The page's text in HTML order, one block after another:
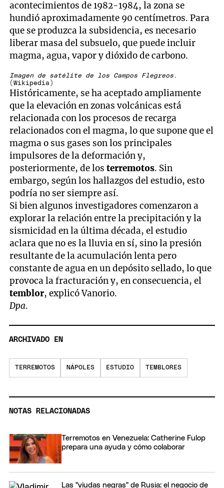
acontecimientos de 1982-1984, la zona se
hundió aproximadamente 90 centímetros. Para
que se produzca la subsidencia, es necesario
liberar masa del subsuelo, que puede incluir
magma, agua, vapor y dióxido de carbono.
Imagen de satélite de los Campos Flegreos .
(Wikipedia)
Históricamente, se ha aceptado ampliamente
que la elevación en zonas volcánicas está
relacionada con los procesos de recarga
relacionados con el magma, lo que supone que el
magma o sus gases son los principales
impulsores de la deformación y,
posteriormente, de losterremotos. Sin
embargo, según los hallazgos del estudio, esto
podría no ser siempre así.
Si bien algunos investigadores comenzaron a
explorar la relación entre la precipitación y la
sismicidad en la última década, el estudio
aclara que no es la lluvia en sí, sino la presión
resultante de la acumulación lenta pero
constante de agua en un depósito sellado, lo que
provoca la fracturación y, en consecuencia, el
temblor, explicó Vanorio.
Dpa.
ARCHIVADO EN
TERREMOTOS NÁPOLES ESTUDIO TEMBLORES
NOTAS RELACIONADAS
Terremotos en Venezuela: Catherine Fulop
prepara una ayuda y cómo colaborar
Las "viudas negras" de Rusia: el negocio de